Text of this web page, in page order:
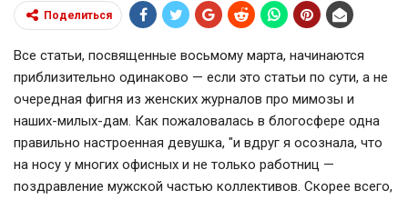
Поделиться
Все статьи, посвященные восьмому марта, начинаются
приблизительно одинаково — если это статьи по сути, а не
очередная фигня из женских журналов про мимозы и
наших-милых-дам. Как пожаловалась в блогосфере одна
правильно настроенная девушка, "и вдруг я осознала, что
на носу у многих офисных и не только работниц —
поздравление мужской частью коллективов. Скорее всего,